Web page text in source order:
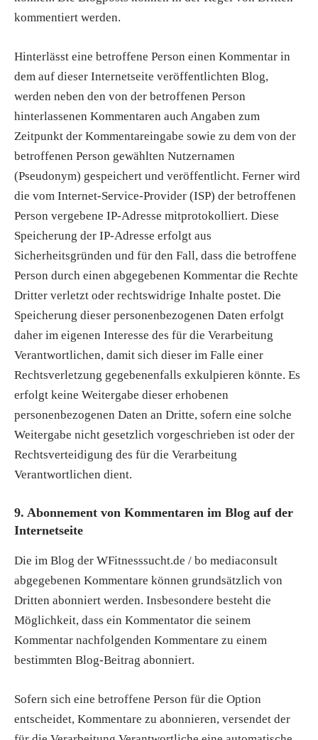
kommentiert werden.
Hinterlässt eine betroffene Person einen Kommentar in
dem auf dieser Internetseite veröffentlichten Blog,
werden neben den von der betroffenen Person
hinterlassenen Kommentaren auch Angaben zum
Zeitpunkt der Kommentareingabe sowie zu dem von der
betroffenen Person gewählten Nutzernamen
(Pseudonym) gespeichert und veröffentlicht. Ferner wird
die vom Internet-Service-Provider (ISP) der betroffenen
Person vergebene IP-Adresse mitprotokolliert. Diese
Speicherung der IP-Adresse erfolgt aus
Sicherheitsgründen und für den Fall, dass die betroffene
Person durch einen abgegebenen Kommentar die Rechte
Dritter verletzt oder rechtswidrige Inhalte postet. Die
Speicherung dieser personenbezogenen Daten erfolgt
daher im eigenen Interesse des für die Verarbeitung
Verantwortlichen, damit sich dieser im Falle einer
Rechtsverletzung gegebenenfalls exkulpieren könnte. Es
erfolgt keine Weitergabe dieser erhobenen
personenbezogenen Daten an Dritte, sofern eine solche
Weitergabe nicht gesetzlich vorgeschrieben ist oder der
Rechtsverteidigung des für die Verarbeitung
Verantwortlichen dient.
9. Abonnement von Kommentaren im Blog auf der
Internetseite
Die im Blog der WFitnesssucht.de / bo mediaconsult
abgegebenen Kommentare können grundsätzlich von
Dritten abonniert werden. Insbesondere besteht die
Möglichkeit, dass ein Kommentator die seinem
Kommentar nachfolgenden Kommentare zu einem
bestimmten Blog-Beitrag abonniert.
Sofern sich eine betroffene Person für die Option
entscheidet, Kommentare zu abonnieren, versendet der